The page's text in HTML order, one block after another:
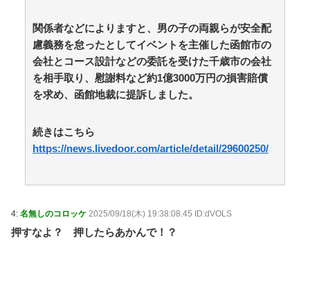
【画像】靴屋の女子店員さん、お尻の割れ目ががっつ
り出てしまうｗｗｗｗｗｗｗ / anaguro - 総合 NEW! (8/6
15:00)
【消費税減税】「コロナ禍以上の困難が待ち受けてい
る…」飲食店からは悲痛な声上がる 懸念される“外食離
れ” 中小農家は収入の減少危惧「農家離れに拍車が…」
クラピカ「エンペラータイムのせいで寿命を大幅に失
ってしまったけどそれでちょうど他の人間の寿命と同じ
くらいの長さになったって」 / 5chまとめMAP(総
【悲報】クロちゃん、とんでもないツイートをする /
【元フジ】渡邊渚アナ、初夏に「外出先で倒れてしま
ったり、搬送されたり」と振り返る / 5chまとめMAP(総
合) NEW!
関係者などによりますと、男の子の両親らが安全配
慮義務を怠ったとしてイベントを主催した函館市の
会社とコース設計などの委託を受けた千歳市の会社
を相手取り、慰謝料など約1億3000万円の損害賠償
を求め、函館地裁に提訴しました。
続きはこちら
https://news.livedoor.com/article/detail/29600250/
4: 名無しのコロッケ 2025/09/18(木) 19:38:08.45 ID:dVOLS
押すなよ？ 押したらあかんで！？